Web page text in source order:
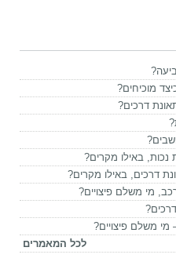
מוכיחים?
דרכים?
באילו מקרים?
דרכים, באילו מקרים?
מי משלם פיצויים?
מי משלם פיצויים?
לכל המאמרים